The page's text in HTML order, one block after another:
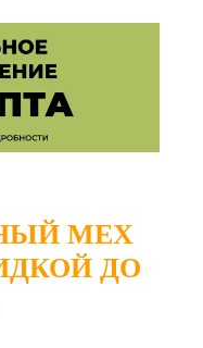
МЕХ
ДО